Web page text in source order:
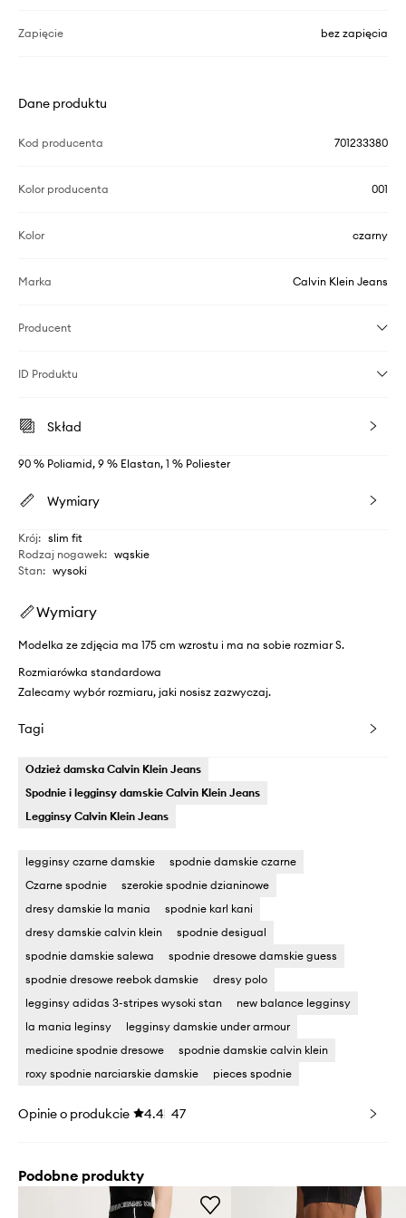
Zapięcie bez zapięcia
Dane produktu
Kod producenta 701233380
Kolor producenta 001
Kolor czarny
Marka Calvin Klein Jeans
Producent
ID Produktu
Skład
90 % Poliamid, 9 % Elastan, 1 % Poliester
Wymiary
Krój: slim fit
Rodzaj nogawek: wąskie
Stan: wysoki
Wymiary
Modelka ze zdjęcia ma 175 cm wzrostu i ma na sobie rozmiar S.
Rozmiarówka standardowa
Zalecamy wybór rozmiaru, jaki nosisz zazwyczaj.
Tagi
Odzież damska Calvin Klein Jeans
Spodnie i legginsy damskie Calvin Klein Jeans
Legginsy Calvin Klein Jeans
legginsy czarne damskie
spodnie damskie czarne
Czarne spodnie
szerokie spodnie dzianinowe
dresy damskie la mania
spodnie karl kani
dresy damskie calvin klein
spodnie desigual
spodnie damskie salewa
spodnie dresowe damskie guess
spodnie dresowe reebok damskie
dresy polo
legginsy adidas 3-stripes wysoki stan
new balance legginsy
la mania leginsy
legginsy damskie under armour
medicine spodnie dresowe
spodnie damskie calvin klein
roxy spodnie narciarskie damskie
pieces spodnie
Opinie o produkcie 4.4 47
Podobne produkty